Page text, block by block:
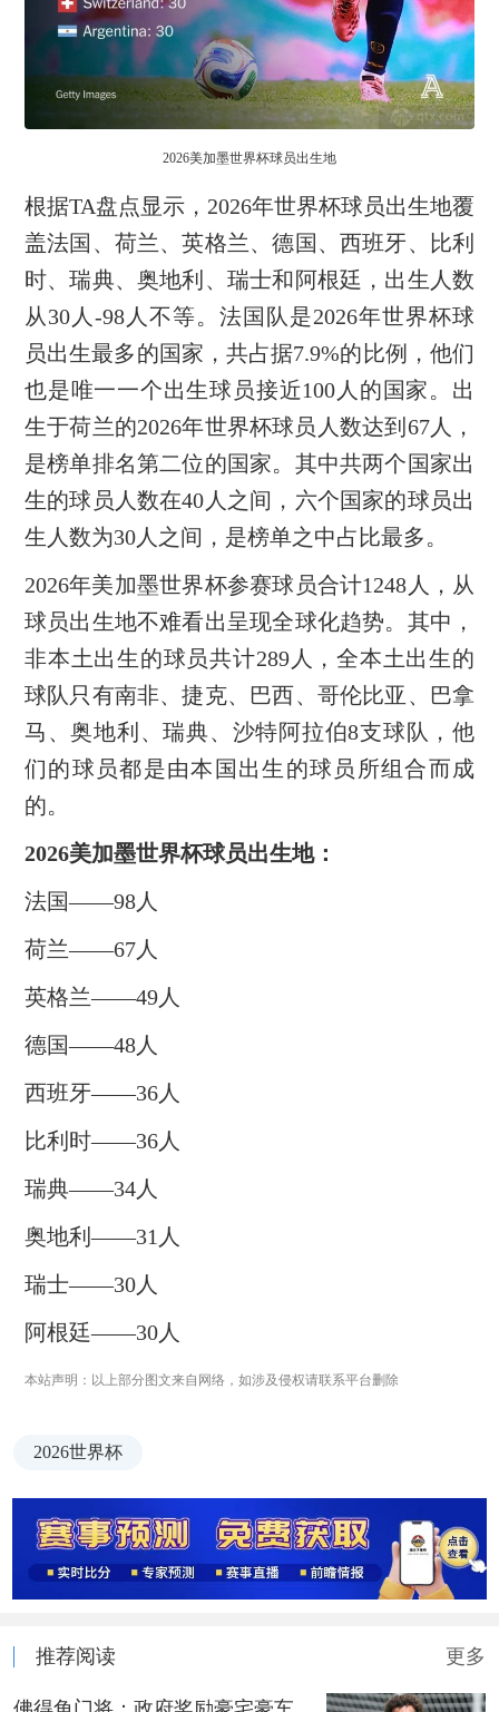
2026美加墨世界杯球员出生地
根据TA盘点显示，2026年世界杯球员出生地覆
盖法国、荷兰、英格兰、德国、西班牙、比利
时、瑞典、奥地利、瑞士和阿根廷，出生人数
从30人-98人不等。法国队是2026年世界杯球
员出生最多的国家，共占据7.9%的比例，他们
也是唯一一个出生球员接近100人的国家。出
生于荷兰的2026年世界杯球员人数达到67人，
是榜单排名第二位的国家。其中共两个国家出
生的球员人数在40人之间，六个国家的球员出
生人数为30人之间，是榜单之中占比最多。
2026年美加墨世界杯参赛球员合计1248人，从
球员出生地不难看出呈现全球化趋势。其中，
非本土出生的球员共计289人，全本土出生的
球队只有南非、捷克、巴西、哥伦比亚、巴拿
马、奥地利、瑞典、沙特阿拉伯8支球队，他
们的球员都是由本国出生的球员所组合而成
的。
2026美加墨世界杯球员出生地：
法国——98人
荷兰——67人
英格兰——49人
德国——48人
西班牙——36人
比利时——36人
瑞典——34人
奥地利——31人
瑞士——30人
阿根廷——30人
本站声明：以上部分图文来自网络，如涉及侵权请联系平台删除
2026世界杯
推荐阅读 更多